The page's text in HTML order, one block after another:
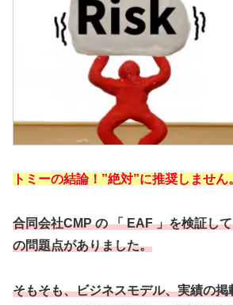
トミーの結論！”絶対”に推奨しません
合同会社CMP の 「 EAF 」を検証し
の問題点がありました。
そもそも、ビジネスモデル、実績の掲